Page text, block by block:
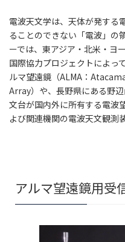
電波天文学は、天体が発する
ることのできない「電波」の
ーでは、東アジア・北米・ヨ
国際協力プロジェクトによっ
ルマ望遠鏡（ALMA：
Array）や、長野県にある野
文台が国内外に所有する電波
よび関連機関の電波天文観測
アルマ望遠鏡用受